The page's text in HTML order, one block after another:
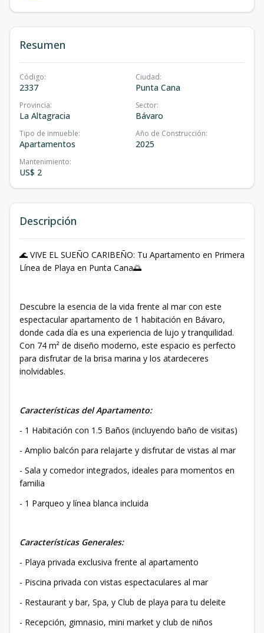
Resumen
Código:
2337
Ciudad:
Punta Cana
Provincia:
La Altagracia
Sector:
Bávaro
Tipo de inmueble:
Apartamentos
Año de Construcción:
2025
Mantenimiento:
US$ 2
Descripción
🌊 VIVE EL SUEÑO CARIBEÑO: Tu Apartamento en Primera
Línea de Playa en Punta Cana🌅
Descubre la esencia de la vida frente al mar con este
espectacular apartamento de 1 habitación en Bávaro,
donde cada día es una experiencia de lujo y tranquilidad.
Con 74 m² de diseño moderno, este espacio es perfecto
para disfrutar de la brisa marina y los atardeceres
inolvidables.
Características del Apartamento:
- 1 Habitación con 1.5 Baños (incluyendo baño de visitas)
- Amplio balcón para relajarte y disfrutar de vistas al mar
- Sala y comedor integrados, ideales para momentos en
familia
- 1 Parqueo y línea blanca incluida
Características Generales:
- Playa privada exclusiva frente al apartamento
- Piscina privada con vistas espectaculares al mar
- Restaurant y bar, Spa, y Club de playa para tu deleite
- Recepción, gimnasio, mini market y club de niños